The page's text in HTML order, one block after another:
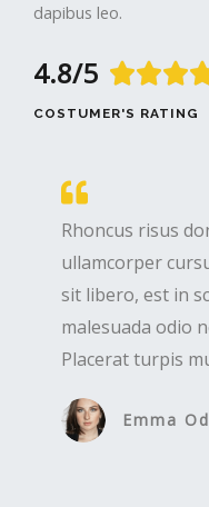
dapibus leo.
4.8/5 
COSTUMER'S RATING
Rhoncus risus
ullamcorper
sit libero, est in
malesuada odio
Placerat turpis
Emma